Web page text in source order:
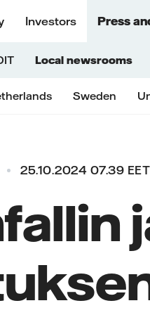
Investors Press
Local newsrooms
Sweden
25.10.2024 07.39 EET